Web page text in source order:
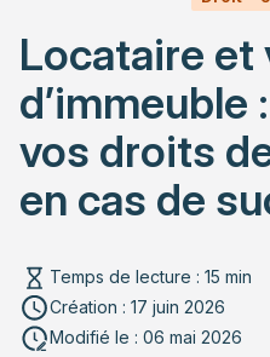
Services
Actualités
Locataire et
d’immeuble
vos droits
en cas de
Temps de lecture : 15 min
Création : 17 juin 2026
Modifié le : 06 mai 2026
Le droit de préemption du
précisément la loi